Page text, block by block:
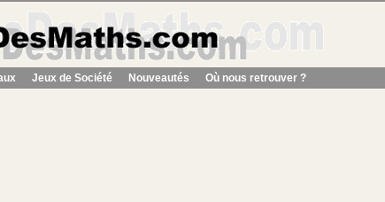
Jeux de Société Nouveautés Où nous retrouver ?